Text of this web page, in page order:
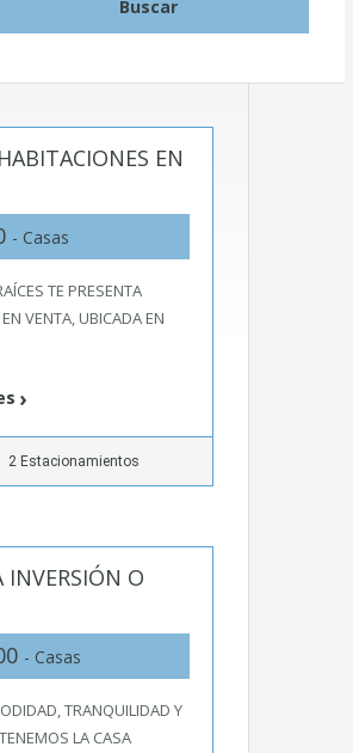
EN
- Casas
TE PRESENTA
VENTA, UBICADA EN
2 Estacionamientos
INVERSIÓN O
- Casas
TRANQUILIDAD Y
LA CASA